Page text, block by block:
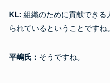
KL: 組織のために貢献できる
られているということですね。
平嶋氏： そうですね。